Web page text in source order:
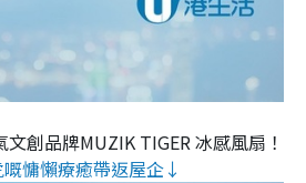
文創品牌MUZIK TIGER 冰感風扇！
慵懶療癒帶返屋企↓